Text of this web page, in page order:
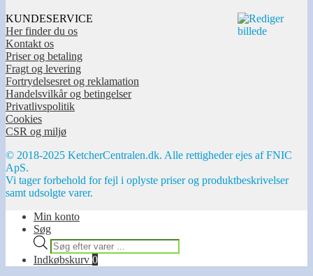
KUNDESERVICE
Her finder du os
Kontakt os
Priser og betaling
Fragt og levering
Fortrydelsesret og reklamation
Handelsvilkår og betingelser
Privatlivspolitik
Cookies
CSR og miljø
© 2018-2025 KetcherCentralen.dk. Alle rettigheder ejes af FNIC
ApS.
Vi tager forbehold for fejl i oplyste priser og produktbeskrivelser
samt udsolgte varer.
Min konto
Søg
Products
search
Indkøbskurv 0